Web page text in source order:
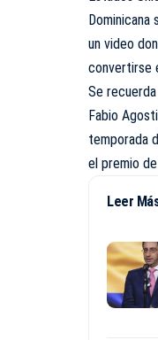
Dominicana
un video
convertirse
Se
Fabio
temporada
el premio
Leer